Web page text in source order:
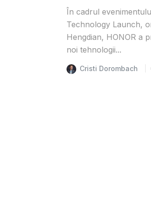
În cadrul
Technology Launch,
Hengdian, HONOR a
noi tehnologii...
Cristi Dorombach